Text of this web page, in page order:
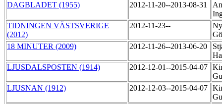
DAGBLADET (1955)
2012-11-20--2013-08-31
TIDNINGEN VÄSTSVERIGE
(2012)
2012-11-23--
18 MINUTER (2009)
2012-11-26--2013-06-20
LJUSDALSPOSTEN (1914)
2012-12-01--2015-04-07
LJUSNAN (1912)
2012-12-03--2015-04-07